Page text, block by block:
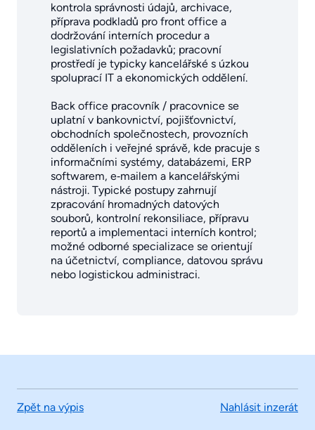
kontrola správnosti údajů, archivace,
příprava podkladů pro front office a
dodržování interních procedur a
legislativních požadavků; pracovní
prostředí je typicky kancelářské s úzkou
spoluprací IT a ekonomických oddělení.
Back office pracovník / pracovnice se
uplatní v bankovnictví, pojišťovnictví,
obchodních společnostech, provozních
odděleních i veřejné správě, kde pracuje s
informačními systémy, databázemi, ERP
softwarem, e‑mailem a kancelářskými
nástroji. Typické postupy zahrnují
zpracování hromadných datových
souborů, kontrolní rekonsiliace, přípravu
reportů a implementaci interních kontrol;
možné odborné specializace se orientují
na účetnictví, compliance, datovou správu
nebo logistickou administraci.
Zpět na výpis Nahlásit inzerát